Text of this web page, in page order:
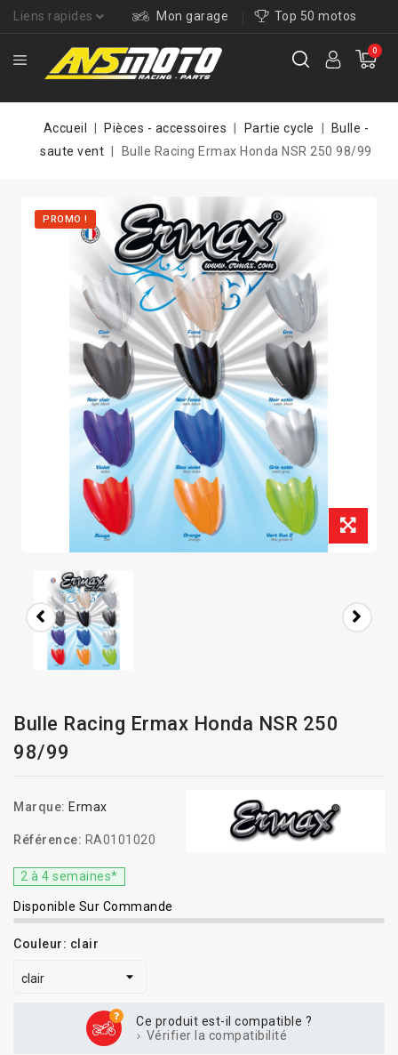
Liens rapides Mon garage Top 50 motos
0
Accueil Pièces - accessoires Partie cycle
Bulle -
saute vent
Bulle Racing Ermax Honda NSR 250 98/99
PROMO !
Bulle Racing Ermax Honda NSR 250
98/99
Marque: Ermax
Référence: RA0101020
2 à 4 semaines*
Disponible Sur Commande
Couleur: clair
Ce produit est-il compatible ?
Vérifier la compatibilité